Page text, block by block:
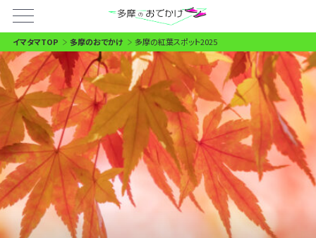
イマタマTOP 多摩のおでかけ 多摩の紅葉スポット2025